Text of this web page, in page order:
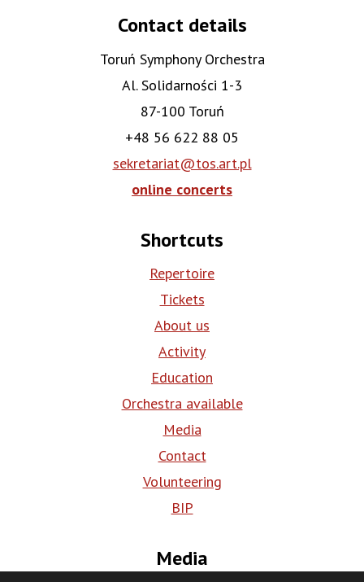
Contact details
Toruń Symphony Orchestra
Al. Solidarności 1-3
87-100 Toruń
+48 56 622 88 05
sekretariat@tos.art.pl
online concerts
Shortcuts
Repertoire
Tickets
About us
Activity
Education
Orchestra available
Media
Contact
Volunteering
BIP
Media